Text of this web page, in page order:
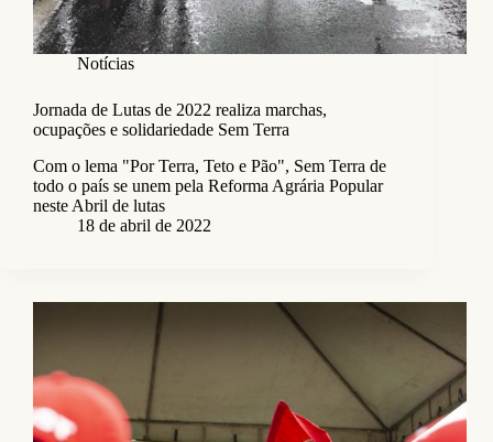
Notícias
Jornada de Lutas de 2022 realiza marchas,
ocupações e solidariedade Sem Terra
Com o lema "Por Terra, Teto e Pão", Sem Terra de
todo o país se unem pela Reforma Agrária Popular
neste Abril de lutas
18 de abril de 2022